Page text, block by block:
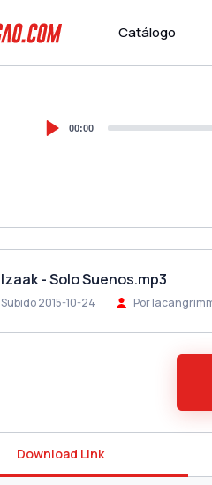
Catálogo
00:00
Izaak - Solo Suenos.mp3
Subido 2015-10-24 Por
Download Link